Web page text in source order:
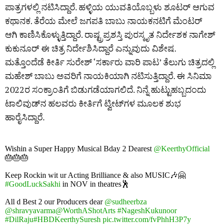
ಪಾತ್ರಗಳಲ್ಲಿ ನಟಿಸಿದ್ದಾರೆ. ಹಳ್ಳಿಯ ಯುವತಿಯೊಬ್ಬಳು ಶೂಟರ್‌ ಆಗುವ
ಕಥಾನಕ. ತೆರೆಯ ಮೇಲೆ ಜಗಪತಿ ಬಾಬು ನಾಯಕನಟಿಗೆ ಮೆಂಟರ್‌
ಆಗಿ ಕಾಣಿಸಿಕೊಳ್ಳುತ್ತಿದ್ದಾರೆ. ರಾಷ್ಟ್ರಪ್ರಶಸ್ತಿ ಪುರಸ್ಕೃತ ನಿರ್ದೇಶಕ ನಾಗೇಶ್
ಕುಕುನೂರ್‌ ಈ ಚಿತ್ರ ನಿರ್ದೇಶಿಸಿದ್ದಾರೆ ಎನ್ನುವುದು ವಿಶೇಷ.
ಮತ್ತೊಂದೆಡೆ ಕೀರ್ತಿ ಸುರೇಶ್‌ ‘ಸರ್ಕಾರು ವಾರಿ ಪಾಟ’ ತೆಲುಗು ಚಿತ್ರದಲ್ಲಿ
ಮಹೇಶ್ ಬಾಬು ಅವರಿಗೆ ನಾಯಕಿಯಾಗಿ ನಟಿಸುತ್ತಿದ್ದಾರೆ. ಈ ಸಿನಿಮಾ
2022ರ ಸಂಕ್ರಾಂತಿಗೆ ಬಿಡುಗಡೆಯಾಗಲಿದೆ. ನಿನ್ನೆ ಹುಟ್ಟುಹಬ್ಬದಂದು
ಟಾಲಿವುಡ್‌ನ ಹಲವರು ಕೀರ್ತಿಗೆ ಟ್ವೀಟ್‌ಗಳ ಮೂಲಕ ಶುಭ
ಹಾರೈಸಿದ್ದಾರೆ.
Wishin a Super Happy Musical Bday 2 Dearest @KeerthyOfficial
🎂🎂🎂
Keep Rockin wit ur Acting Brilliance & also MUSIC🎶🤗
#GoodLuckSakhi in NOV in theatres🕺
All d Best 2 our Producers dear @sudheerbza
@shravyavarma@WorthAShotArts #NageshKukunoor
#DilRaju#HBDKeerthySuresh pic.twitter.com/fvPhhH3P7y